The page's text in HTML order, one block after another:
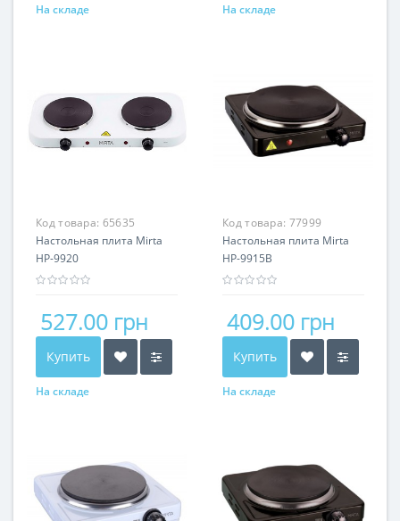
На складе На складе
Код товара: 65635
Настольная плита Mirta
HP-9920
527.00 грн
Купить
На складе
Код товара: 77999
Настольная плита Mirta
HP-9915B
409.00 грн
Купить
На складе